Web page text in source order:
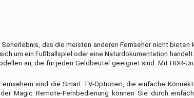
das die meisten anderen Fernseher nicht bieten
um ein Fußballspiel oder eine Naturdokumentation
an, die für jeden Geldbeutel geeignet sind. Mit HDR-
sind die Smart TV-Optionen, die einfache
Magic Remote-Fernbedienung können Sie durch